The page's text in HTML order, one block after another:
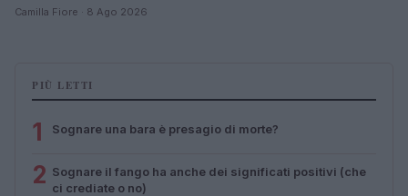
Camilla Fiore · 8 Ago 2026
PIÙ LETTI
1 Sognare una bara è presagio di morte?
2 Sognare il fango ha anche dei significati positivi (che
ci crediate o no)